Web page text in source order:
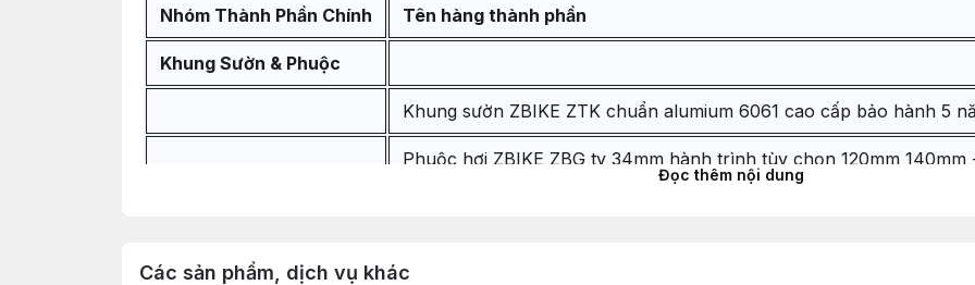
Nhóm Thành Phần Chính Tên hàng thành phần
Khung Sườn & Phuộc
Khung sườn ZBIKE ZTK chuẩn alumium 6061 cao cấp bảo hành 5
Phuộc hơi ZBIKE ZBG ty 34mm hành trình tùy chọn 120mm
Đọc thêm nội dung
Các sản phẩm, dịch vụ khác